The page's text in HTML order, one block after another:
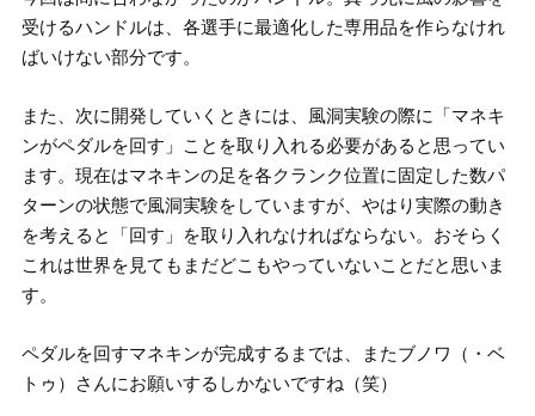
受けるハンドルは、各選手に最適化した専用品を作らなけれ
ばいけない部分です。
また、次に開発していくときには、風洞実験の際に「マネキ
ンがペダルを回す」ことを取り入れる必要があると思ってい
ます。現在はマネキンの足を各クランク位置に固定した数パ
ターンの状態で風洞実験をしていますが、やはり実際の動き
を考えると「回す」を取り入れなければならない。おそらく
これは世界を見てもまだどこもやっていないことだと思いま
す。
ペダルを回すマネキンが完成するまでは、またブノワ（・ベ
トゥ）さんにお願いするしかないですね（笑）